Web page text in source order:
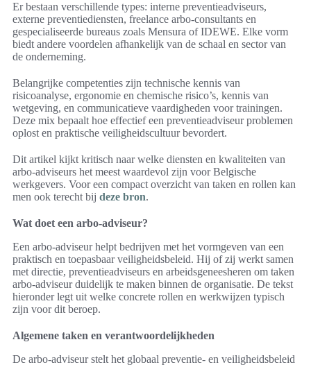
Er bestaan verschillende types: interne preventieadviseurs,
externe preventiediensten, freelance arbo-consultants en
gespecialiseerde bureaus zoals Mensura of IDEWE. Elke vorm
biedt andere voordelen afhankelijk van de schaal en sector van
de onderneming.
Belangrijke competenties zijn technische kennis van
risicoanalyse, ergonomie en chemische risico’s, kennis van
wetgeving, en communicatieve vaardigheden voor trainingen.
Deze mix bepaalt hoe effectief een preventieadviseur problemen
oplost en praktische veiligheidscultuur bevordert.
Dit artikel kijkt kritisch naar welke diensten en kwaliteiten van
arbo-adviseurs het meest waardevol zijn voor Belgische
werkgevers. Voor een compact overzicht van taken en rollen kan
men ook terecht bij deze bron.
Wat doet een arbo-adviseur?
Een arbo-adviseur helpt bedrijven met het vormgeven van een
praktisch en toepasbaar veiligheidsbeleid. Hij of zij werkt samen
met directie, preventieadviseurs en arbeidsgeneesheren om taken
arbo-adviseur duidelijk te maken binnen de organisatie. De tekst
hieronder legt uit welke concrete rollen en werkwijzen typisch
zijn voor dit beroep.
Algemene taken en verantwoordelijkheden
De arbo-adviseur stelt het globaal preventie- en veiligheidsbeleid